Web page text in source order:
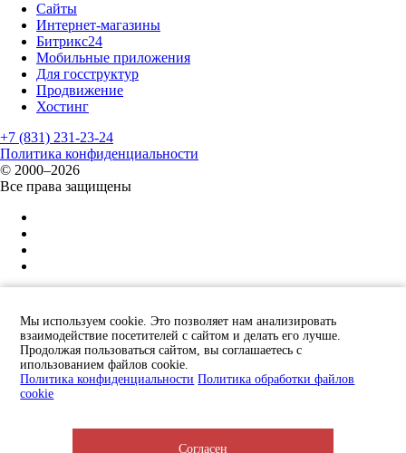
Сайты
Интернет-магазины
Битрикс24
Мобильные приложения
Для госструктур
Продвижение
Хостинг
+7 (831) 231-23-24
Политика конфиденциальности
© 2000–2026
Все права защищены
Отправьте заявку и мы Вам перезвоним!
Я принимаю условия соглашения об использовании сайта и даю
Мы используем cookie. Это позволяет нам анализировать
взаимодействие посетителей с сайтом и делать его лучше.
Продолжая пользоваться сайтом, вы соглашаетесь с
ипользованием файлов cookie.
Политика конфиденциальности Политика обработки файлов
cookie
Согласен